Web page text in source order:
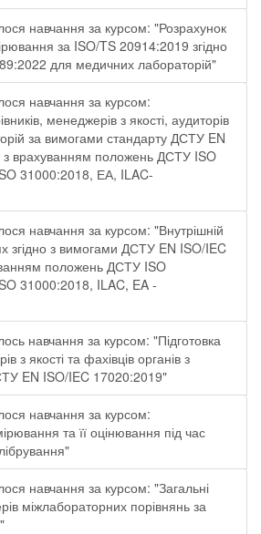
навчання за курсом: "Розрахунок
за ISO/TS 20914:2019 згідно
для медичних лабораторій"
навчання за курсом:
менеджерів з якості, аудиторів
за вимогами стандарту ДСТУ EN
врахуванням положень ДСТУ ISO
31000:2018, ЕА, ILAC-
навчання за курсом: "Внутрішній
згідно з вимогами ДСТУ EN ISO/IEC
положень ДСТУ ISO
31000:2018, ILAC, EA -
навчання за курсом: "Підготовка
з якості та фахівців органів з
EN ISO/IEC 17020:2019"
навчання за курсом:
та її оцінювання під час
навчання за курсом: "Загальні
міжлабораторних порівнянь за